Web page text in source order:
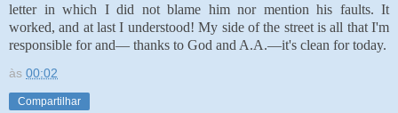
letter in which I did not blame him nor mention his faults. It
worked, and at last I understood! My side of the street is all that I'm
responsible for and— thanks to God and A.A.—it's clean for today.
às 00:02
Compartilhar